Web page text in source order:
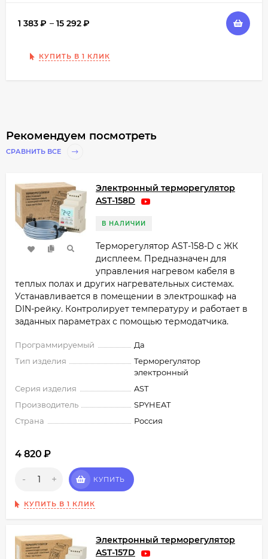
1 383₽ – 15 292₽
КУПИТЬ В 1 КЛИК
Рекомендуем посмотреть
СРАВНИТЬ ВСЕ
Электронный терморегулятор
AST-158D
В НАЛИЧИИ
Терморегулятор AST-158-D с ЖК
дисплеем. Предназначен для
управления нагревом кабеля в
теплых полах и других нагревательных системах.
Устанавливается в помещении в электрошкаф на
DIN-рейку. Контролирует температуру и работает в
заданных параметрах с помощью термодатчика.
Программируемый
Да
Тип изделия
Терморегулятор
электронный
Серия изделия
AST
Производитель
SPYHEAT
Страна
Россия
4 820 ₽
- + КУПИТЬ
КУПИТЬ В 1 КЛИК
Электронный терморегулятор
AST-157D